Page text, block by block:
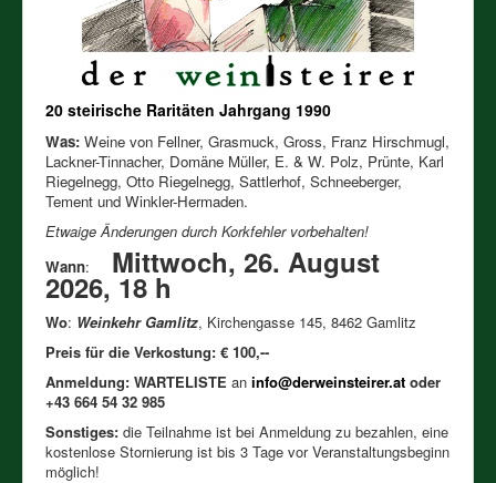
20 steirische Raritäten Jahrgang 1990
Was: Weine von Fellner, Grasmuck, Gross, Franz Hirschmugl,
Lackner-Tinnacher, Domäne Müller, E. & W. Polz, Prünte, Karl
Riegelnegg, Otto Riegelnegg, Sattlerhof, Schneeberger,
Tement und Winkler-Hermaden.
Etwaige Änderungen durch Korkfehler vorbehalten!
Wann: Mittwoch, 26. August
2026, 18 h
Wo: Weinkehr Gamlitz, Kirchengasse 145, 8462 Gamlitz
Preis für die Verkostung: € 100,--
Anmeldung: WARTELISTE an info@derweinsteirer.at oder
+43 664 54 32 985
Sonstiges: die Teilnahme ist bei Anmeldung zu bezahlen, eine
kostenlose Stornierung ist bis 3 Tage vor Veranstaltungsbeginn
möglich!